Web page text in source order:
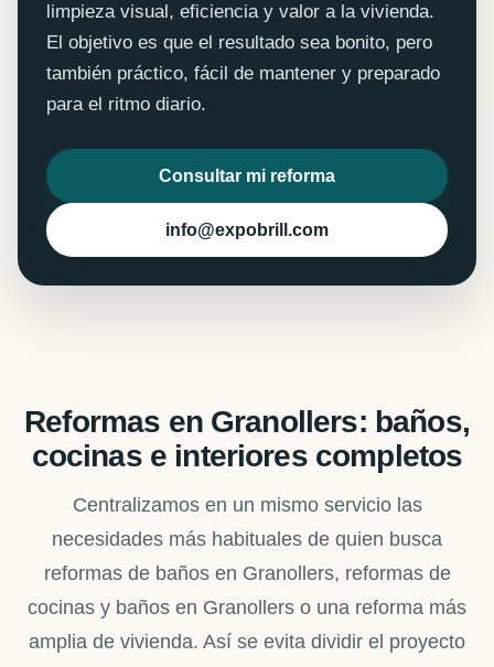
limpieza visual, eficiencia y valor a la vivienda.
El objetivo es que el resultado sea bonito, pero
también práctico, fácil de mantener y preparado
para el ritmo diario.
Consultar mi reforma
info@expobrill.com
Reformas en Granollers: baños,
cocinas e interiores completos
Centralizamos en un mismo servicio las
necesidades más habituales de quien busca
reformas de baños en Granollers, reformas de
cocinas y baños en Granollers o una reforma más
amplia de vivienda. Así se evita dividir el proyecto